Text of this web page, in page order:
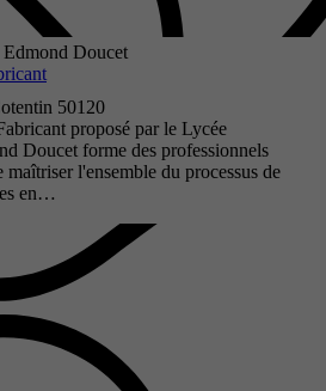
Doucet
50120
proposé par le Lycée
Doucet forme des professionnels
maîtriser l'ensemble du processus de
en…